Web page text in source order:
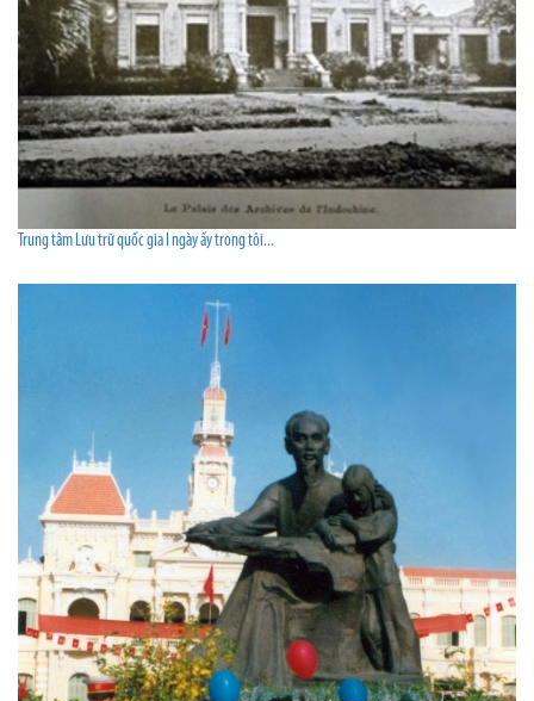
Trung tâm Lưu trữ quốc gia I ngày ấy trong tôi...